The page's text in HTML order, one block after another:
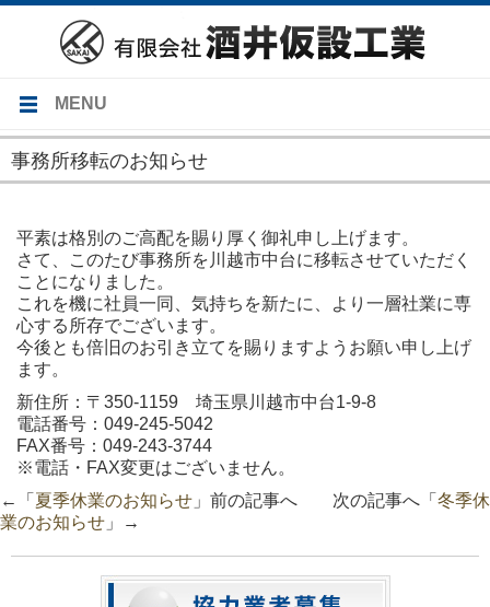
MENU
トップページ
施工実績
主な工事経歴
会社概要
採用情報
お問い合わせ
事務所移転のお知らせ
平素は格別のご高配を賜り厚く御礼申し上げます。
さて、このたび事務所を川越市中台に移転させていただく
ことになりました。
これを機に社員一同、気持ちを新たに、より一層社業に専
心する所存でございます。
今後とも倍旧のお引き立てを賜りますようお願い申し上げ
ます。
新住所：〒350-1159 埼玉県川越市中台1-9-8
電話番号：049-245-5042
FAX番号：049-243-3744
※電話・FAX変更はございません。
←「 夏季休業のお知らせ 」前の記事へ 次の記事へ「 冬季休
業のお知らせ 」→